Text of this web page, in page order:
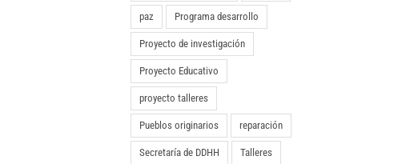
paz Programa desarrollo
Proyecto de investigación
Proyecto Educativo
proyecto talleres
Pueblos originarios reparación
Secretaría de DDHH Talleres